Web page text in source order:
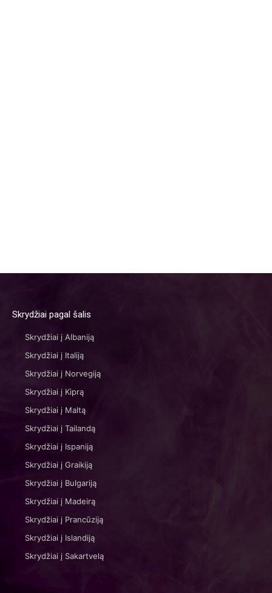
Skrydžiai pagal šalis
Skrydžiai į Albaniją
Skrydžiai į Italiją
Skrydžiai į Norvegiją
Skrydžiai į Kiprą
Skrydžiai į Maltą
Skrydžiai į Tailandą
Skrydžiai į Ispaniją
Skrydžiai į Graikiją
Skrydžiai į Bulgariją
Skrydžiai į Madeirą
Skrydžiai į Prancūziją
Skrydžiai į Islandiją
Skrydžiai į Sakartvelą